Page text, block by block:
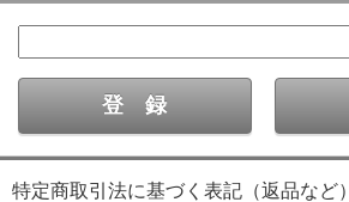
特定商取引法に基づく表記（返品など）